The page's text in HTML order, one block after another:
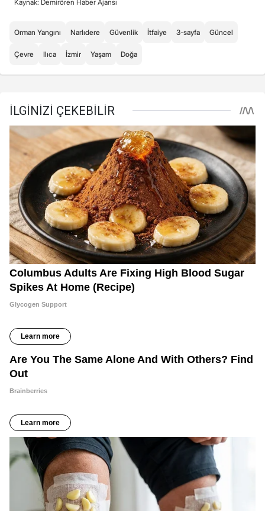
Kaynak: Demirören Haber Ajansı
Orman Yangını Narlıdere Güvenlik İtfaiye 3-sayfa Güncel
Çevre Ilıca İzmir Yaşam Doğa